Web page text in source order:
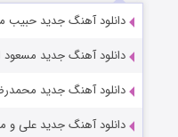
دانلود آهنگ جدید حبیب
دانلود آهنگ جدید مسعود
دانلود آهنگ جدید
دانلود آهنگ جدید علی و